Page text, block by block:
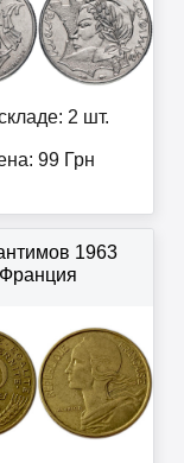
2 шт.
99Грн
1963
Франция